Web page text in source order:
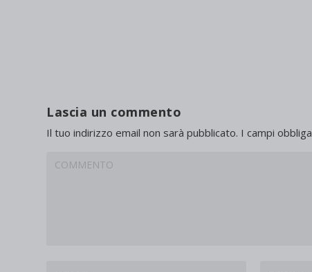
Lascia un commento
Il tuo indirizzo email non sarà pubblicato. I campi